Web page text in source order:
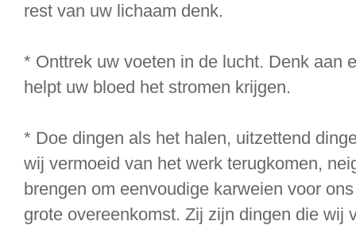
rest van uw lichaam denk.
* Onttrek uw voeten in de lucht. Denk aan
helpt uw bloed het stromen krijgen.
* Doe dingen als het halen, uitzettend
wij vermoeid van het werk terugkomen,
brengen om eenvoudige karweien voor
grote overeenkomst. Zij zijn dingen die wij